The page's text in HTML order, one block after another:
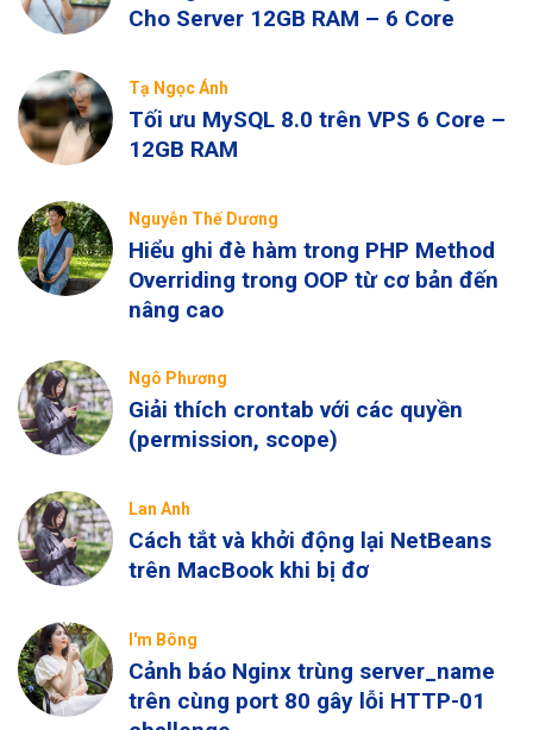
Cho Server 12GB RAM – 6 Core
Tạ Ngọc Ánh
Tối ưu MySQL 8.0 trên VPS 6 Core –
12GB RAM
Nguyễn Thế Dương
Hiểu ghi đè hàm trong PHP Method
Overriding trong OOP từ cơ bản đến
nâng cao
Ngô Phương
Giải thích crontab với các quyền
(permission, scope)
Lan Anh
Cách tắt và khởi động lại NetBeans
trên MacBook khi bị đơ
I'm Bông
Cảnh báo Nginx trùng server_name
trên cùng port 80 gây lỗi HTTP-01